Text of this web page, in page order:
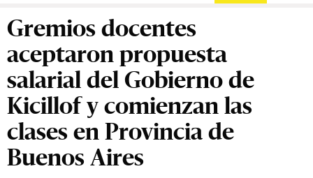
Gremios docentes
aceptaron propuesta
salarial del Gobierno de
Kicillof y comienzan las
clases en Provincia de
Buenos Aires